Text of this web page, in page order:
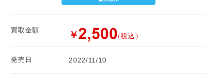
買取金額 ￥ （税込）
発売日 2022/11/10